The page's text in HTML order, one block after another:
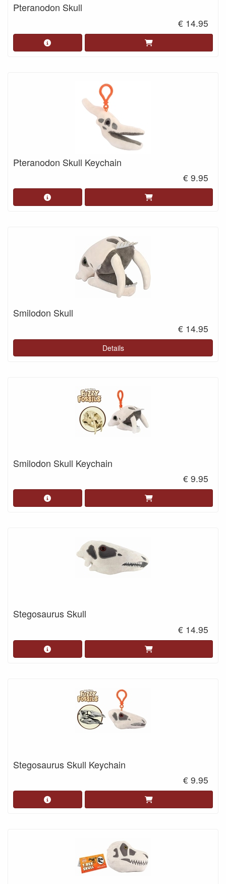
Pteranodon Skull
€ 14.95
Pteranodon Skull Keychain
€ 9.95
Smilodon Skull
€ 14.95
Details
Smilodon Skull Keychain
€ 9.95
Stegosaurus Skull
€ 14.95
Stegosaurus Skull Keychain
€ 9.95